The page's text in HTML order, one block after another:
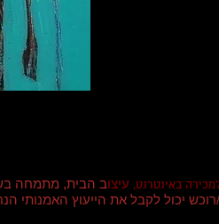
באינטרנט, עיצוב הבית, מתמחה
רוכש יכול לקבל את הייעוץ האמנותי